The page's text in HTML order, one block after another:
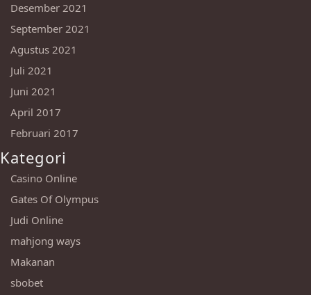
Desember 2021
September 2021
Agustus 2021
Juli 2021
Juni 2021
April 2017
Februari 2017
Kategori
Casino Online
Gates Of Olympus
Judi Online
mahjong ways
Makanan
sbobet